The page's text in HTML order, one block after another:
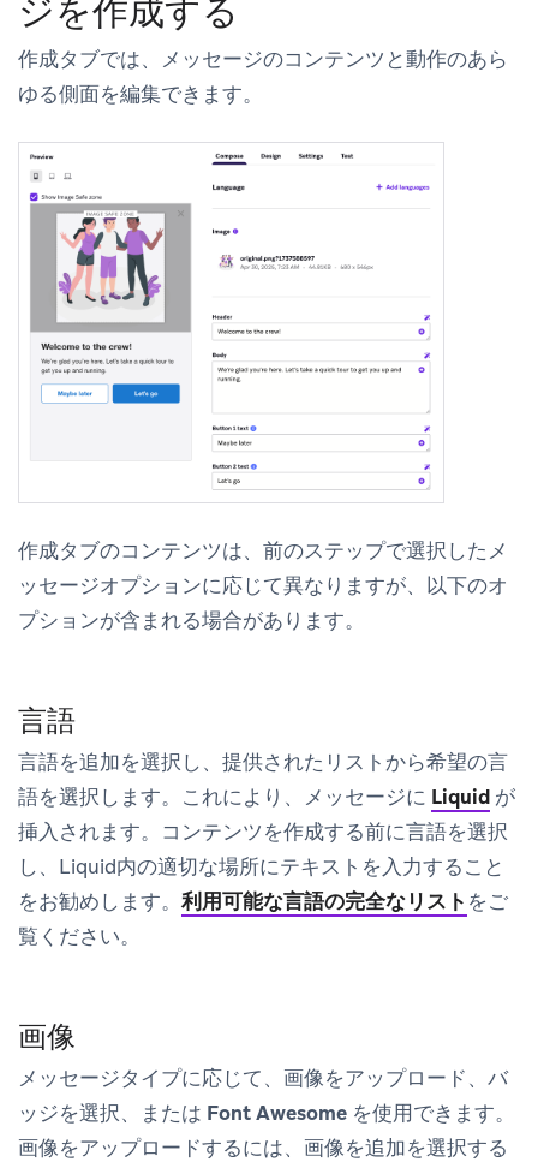
ジを作成する
作成タブでは、メッセージのコンテンツと動作のあら
ゆる側面を編集できます。
作成タブのコンテンツは、前のステップで選択したメ
ッセージオプションに応じて異なりますが、以下のオ
プションが含まれる場合があります。
言語
言語を追加を選択し、提供されたリストから希望の言
語を選択します。これにより、メッセージに Liquid が
挿入されます。コンテンツを作成する前に言語を選択
し、Liquid内の適切な場所にテキストを入力すること
をお勧めします。 利用可能な言語の完全なリスト をご
覧ください。
画像
メッセージタイプに応じて、 画像をアップロード、 バ
ッジを選択、または Font Awesome を使用できます。
画像をアップロードするには、 画像を追加を選択する